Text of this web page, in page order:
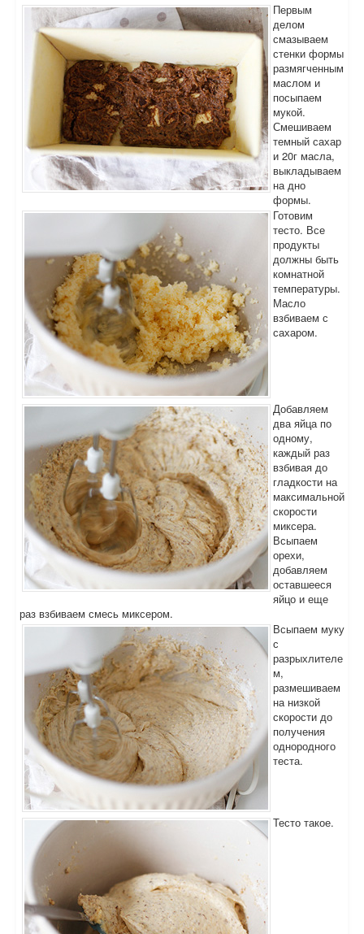
Первым
делом
смазываем
стенки формы
размягченным
маслом и
посыпаем
мукой.
Смешиваем
темный сахар
и 20г масла,
выкладываем
на дно
формы.
Готовим
тесто. Все
продукты
должны быть
комнатной
температуры.
Масло
взбиваем с
сахаром.
Добавляем
два яйца по
одному,
каждый раз
взбивая до
гладкости на
максимальной
скорости
миксера.
Всыпаем
орехи,
добавляем
оставшееся
яйцо и еще
раз взбиваем смесь миксером.
Всыпаем муку
с
разрыхлителе
м,
размешиваем
на низкой
скорости до
получения
однородного
теста.
Тесто такое.